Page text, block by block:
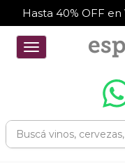
Hasta 40% OFF
Toggle
navigation